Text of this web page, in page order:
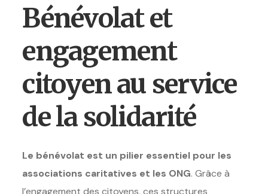
Bénévolat et
engagement
citoyen au service
de la solidarité
Le bénévolat est un pilier essentiel pour les
associations caritatives et les ONG. Grâce à
l’engagement des citoyens, ces structures